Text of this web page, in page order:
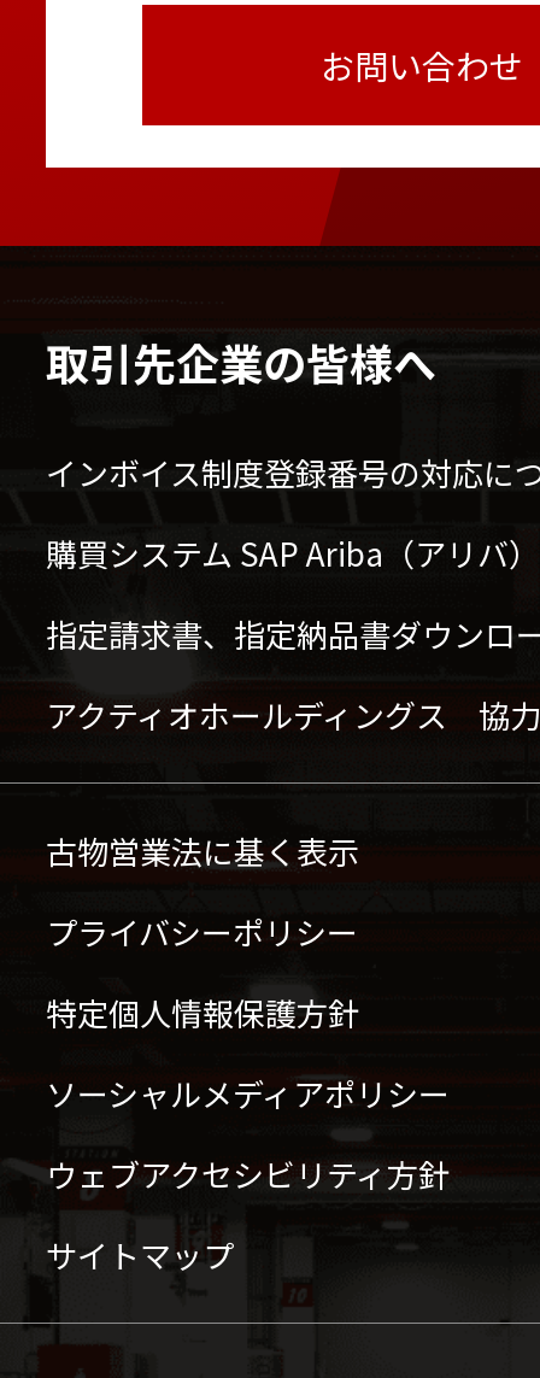
お問い合わせ
取引先企業の皆様へ
インボイス制度登録番号の対応に
購買システム SAP Ariba（アリバ
指定請求書、指定納品書ダウンロ
アクティオホールディングス 協
古物営業法に基く表示
プライバシーポリシー
特定個人情報保護方針
ソーシャルメディアポリシー
ウェブアクセシビリティ方針
サイトマップ